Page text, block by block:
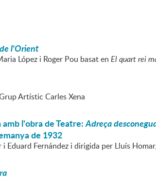
l'Orient
López i Roger Pou basat en El quart rei
Artístic Carles Xena
amb l'obra de Teatre:Adreça
de 1932
Eduard Fernández i dirigida per Lluís